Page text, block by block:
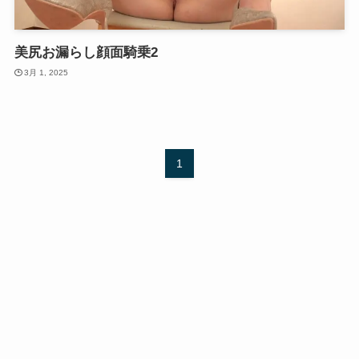
美尻お漏らし顔面騎乗2
3月 1, 2025
1